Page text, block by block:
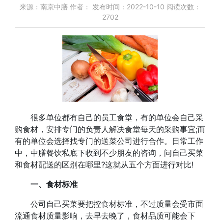
来源：南京中膳 作者： 发布时间：2022-10-10 阅读次数：
2702
很多单位都有自己的员工食堂，有的单位会自己采
购食材，安排专门的负责人解决食堂每天的采购事宜;而
有的单位会选择找专门的送菜公司进行合作。日常工作
中，中膳餐饮私底下收到不少朋友的咨询，问自己买菜
和食材配送的区别在哪里?这就从五个方面进行对比!
一、食材标准
公司自己买菜要把控食材标准，不过质量会受市面
流通食材质量影响，去早去晚了，食材品质可能会下